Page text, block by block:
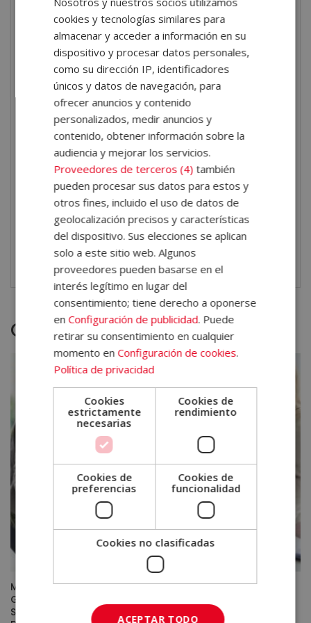
El cursoExperto en Microsoft Copilottiene una
300 horas
acceso duranteun año (prorrogable).
Una vez finalizados los estudios y superadas las
pruebas de evaluación, el alumno recibirá un diploma
que certifica el « EXPERTO EN MICROSOFT COPILOT
de ELBS ESCUELA DE LIDERAZGO, avalada por
nuestra condición de socios de la CECAP, máxima
institución española en formación y de calidad. Los
diplomas, además, llevan el sello de Notario Europeo,
que da fe de la validez, contenidos y autenticidad del
título a nivel nacional e internacional.
Otras titulaciones
Máster en Project Manager + Máster en IA Aplicada a la
Gestión de Proyectos (con Doble Certificado de
Strategy Planning and Execution y Business Plan
cookies y tecnologías similares para
almacenar y acceder a información en su
dispositivo y procesar datos personales,
como su dirección IP, identificadores
únicos y datos de navegación, para
ofrecer anuncios y contenido
personalizados, medir anuncios y
contenido, obtener información sobre la
audiencia y mejorar los servicios.
Proveedores de terceros (4) también
pueden procesar sus datos para estos y
otros fines, incluido el uso de datos de
geolocalización precisos y características
del dispositivo. Sus elecciones se aplican
solo a este sitio web. Algunos
proveedores pueden basarse en el
interés legítimo en lugar del
consentimiento; tiene derecho a oponerse
enConfiguración de publicidad. Puede
retirar su consentimiento en cualquier
momento enConfiguración de cookies.
Política de privacidad
Cookies
estrictamente
necesarias
Cookies de
rendimiento
Cookies de
preferencias
Cookies de
funcionalidad
Cookies no clasificadas
ACEPTAR TODO